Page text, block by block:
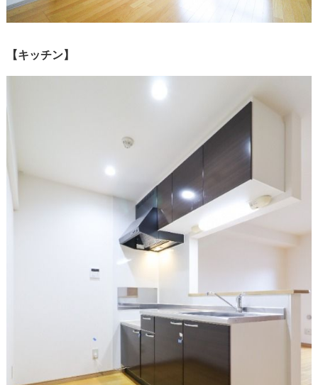
【キッチン】